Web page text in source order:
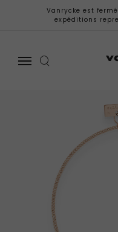
Vanrycke est
expéditions